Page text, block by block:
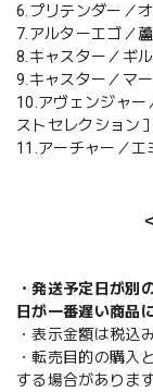
6.プリテンダー／
7.アルターエゴ／
8.キャスター／ギ
9.キャスター／マ
10.アヴェンジャー
ストセレクション］
11.アーチャー／エ
・発送予定日が別
日が一番遅い商品
・表示金額は税込
・転売目的の購入
する場合があります